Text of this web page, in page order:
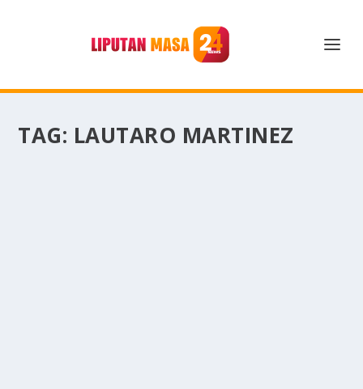
TAG: LAUTARO MARTINEZ